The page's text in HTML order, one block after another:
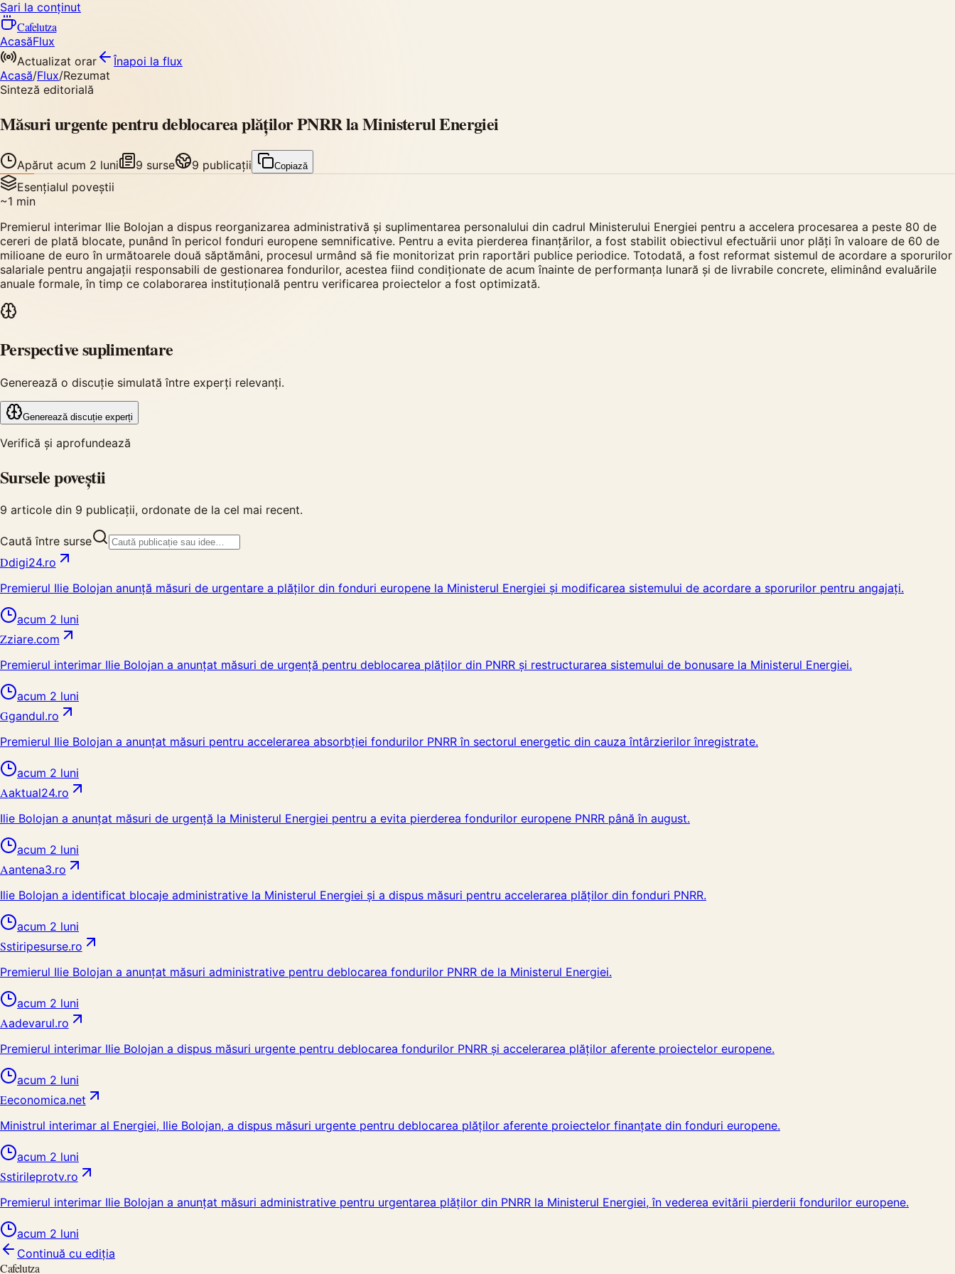
Sari la conținut
Cafelutza
AcasăFlux
Actualizat orar
Înapoi la flux
Acasă/Flux/Rezumat
Sinteză editorială
Măsuri urgente pentru deblocarea plăților PNRR la Ministerul Energiei
Apărut acum 2 luni 9 surse 9 publicații Copiază
Esențialul poveștii
~1 min
Premierul interimar Ilie Bolojan a dispus reorganizarea administrativă și suplimentarea personalului din cadrul Ministerului Energiei pentru a accelera procesarea a peste 80 de
cereri de plată blocate, punând în pericol fonduri europene semnificative. Pentru a evita pierderea finanțărilor, a fost stabilit obiectivul efectuării unor plăți în valoare de 60 de
milioane de euro în următoarele două săptămâni, procesul urmând să fie monitorizat prin raportări publice periodice. Totodată, a fost reformat sistemul de acordare a sporurilor
salariale pentru angajații responsabili de gestionarea fondurilor, acestea fiind condiționate de acum înainte de performanța lunară și de livrabile concrete, eliminând evaluările
anuale formale, în timp ce colaborarea instituțională pentru verificarea proiectelor a fost optimizată.
Perspective suplimentare
Generează o discuție simulată între experți relevanți.
Generează discuție experți
Verifică și aprofundează
Sursele poveștii
9 articole din 9 publicații, ordonate de la cel mai recent.
Caută între surse
Ddigi24.ro
Premierul Ilie Bolojan anunță măsuri de urgentare a plăților din fonduri europene la Ministerul Energiei și modificarea sistemului de acordare a sporurilor pentru angajați.
acum 2 luni
Zziare.com
Premierul interimar Ilie Bolojan a anunțat măsuri de urgență pentru deblocarea plăților din PNRR și restructurarea sistemului de bonusare la Ministerul Energiei.
acum 2 luni
Ggandul.ro
Premierul Ilie Bolojan a anunțat măsuri pentru accelerarea absorbției fondurilor PNRR în sectorul energetic din cauza întârzierilor înregistrate.
acum 2 luni
Aaktual24.ro
Ilie Bolojan a anunțat măsuri de urgență la Ministerul Energiei pentru a evita pierderea fondurilor europene PNRR până în august.
acum 2 luni
Aantena3.ro
Ilie Bolojan a identificat blocaje administrative la Ministerul Energiei și a dispus măsuri pentru accelerarea plăților din fonduri PNRR.
acum 2 luni
Sstiripesurse.ro
Premierul Ilie Bolojan a anunțat măsuri administrative pentru deblocarea fondurilor PNRR de la Ministerul Energiei.
acum 2 luni
Aadevarul.ro
Premierul interimar Ilie Bolojan a dispus măsuri urgente pentru deblocarea fondurilor PNRR și accelerarea plăților aferente proiectelor europene.
acum 2 luni
Eeconomica.net
Ministrul interimar al Energiei, Ilie Bolojan, a dispus măsuri urgente pentru deblocarea plăților aferente proiectelor finanțate din fonduri europene.
acum 2 luni
Sstirileprotv.ro
Premierul interimar Ilie Bolojan a anunțat măsuri administrative pentru urgentarea plăților din PNRR la Ministerul Energiei, în vederea evitării pierderii fondurilor europene.
acum 2 luni
Continuă cu ediția
Cafelutza